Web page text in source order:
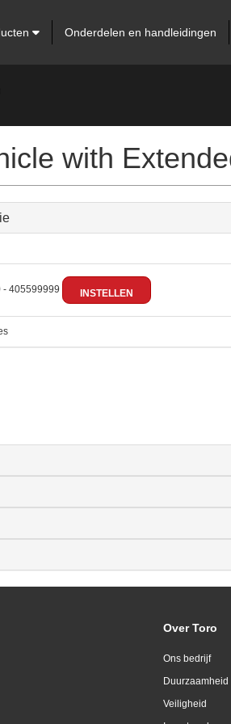
Onderdelen en handleidingen
with
- 405599999 INSTELLEN
Over Toro
Ons bedrijf
Duurzaamheid
Veiligheid